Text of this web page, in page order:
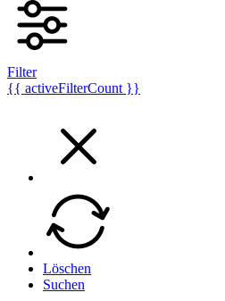
Filter
{{ activeFilterCount }}
Löschen
Suchen